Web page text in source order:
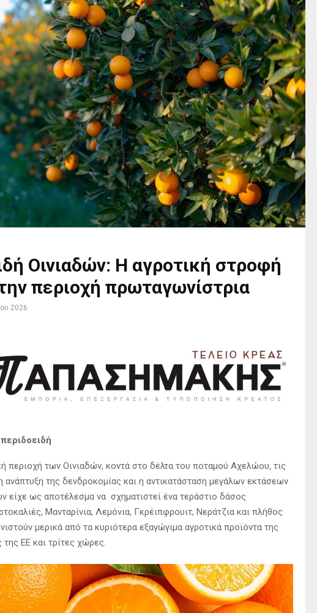
Οινιαδών: Η αγροτική στροφή
περιοχή πρωταγωνίστρια
2026
περιοχή των Οινιαδών, κοντά στο δέλτα του ποταμού Αχελώου, τις
ανάπτυξη της δενδροκομίας και η αντικατάσταση μεγάλων εκτάσεων
είχε ως αποτέλεσμα να σχηματιστεί ένα τεράστιο δάσος
Μανταρίνια, Λεμόνια, Γκρέιπφρουιτ, Νεράτζια και πλήθος
μερικά από τα κυριότερα εξαγώγιμα αγροτικά προϊόντα της
ΕΕ και τρίτες χώρες.